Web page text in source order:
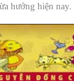
hưởng hiện nay.